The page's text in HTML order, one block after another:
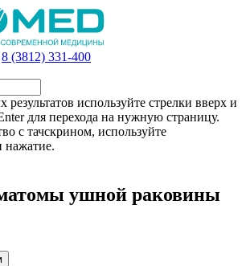
8 (3812) 331-400
используйте стрелки вверх и
для перехода на нужную страницу.
с тачскрином, используйте
нажатие.
ушной раковины